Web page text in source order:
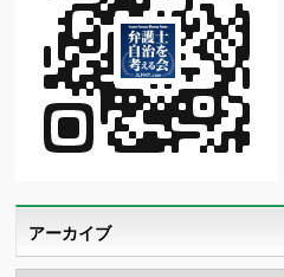
アーカイブ
ア